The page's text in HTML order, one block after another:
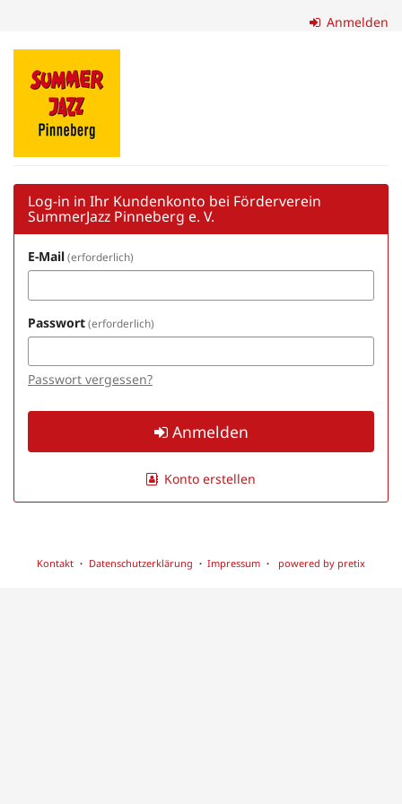
Inhalt
springen
Anmelden
Förderverein
SummerJazz
Pinneberg
e.
V.
Log-in in Ihr Kundenkonto bei Förderverein
SummerJazz Pinneberg e. V.
E-Mail erforderlich
Passwort erforderlich
Passwort vergessen?
Anmelden
Konto erstellen
Kontakt Datenschutzerklärung Impressum powered by pretix